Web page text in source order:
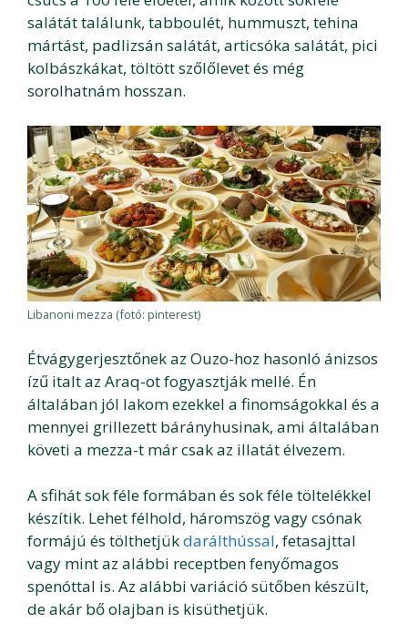
salátát találunk, tabboulét, hummuszt, tehina
mártást, padlizsán salátát, articsóka salátát, pici
kolbászkákat, töltött szőlőlevet és még
sorolhatnám hosszan.
Libanoni mezza (fotó: pinterest)
Étvágygerjesztőnek az Ouzo-hoz hasonló ánizsos
ízű italt az Araq-ot fogyasztják mellé. Én
általában jól lakom ezekkel a finomságokkal és a
mennyei grillezett bárányhusinak, ami általában
követi a mezza-t már csak az illatát élvezem.
A sfihát sok féle formában és sok féle töltelékkel
készítik. Lehet félhold, háromszög vagy csónak
formájú és tölthetjükdarálthússal, fetasajttal
vagy mint az alábbi receptben fenyőmagos
spenóttal is. Az alábbi variáció sütőben készült,
de akár bő olajban is kisüthetjük.